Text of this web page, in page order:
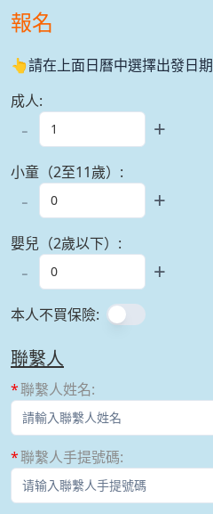
報名
👆請在上面日曆中選擇出發日期
成人:
- +
小童（2至11歲） :
- +
嬰兒（2歲以下） :
- +
本人不買保險:
聯繫人
聯繫人姓名:
聯繫人手提號碼: